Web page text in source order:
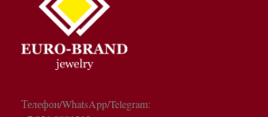
Телефон/WhatsApp/Telegram: